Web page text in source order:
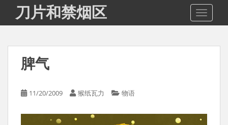
i
刀片和禁烟区
脾气
11/20/2009 猴纸瓦力 物语